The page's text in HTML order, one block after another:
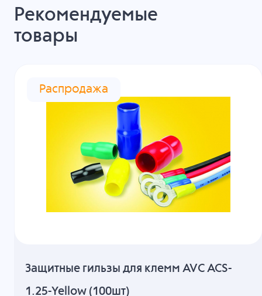
Рекомендуемые
товары
Распродажа
Защитные гильзы для клемм AVC ACS-
1.25-Yellow (100шт)